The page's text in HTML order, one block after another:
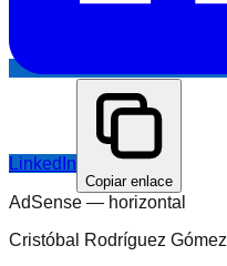
LinkedIn
Copiar enlace
AdSense — horizontal
Cristóbal Rodríguez Gómez